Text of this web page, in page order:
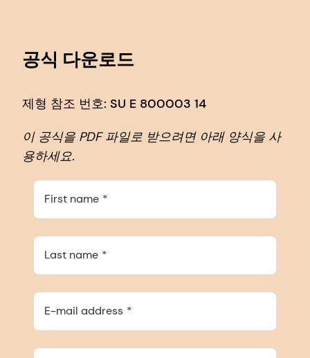
공식 다운로드
제형 참조 번호: SU E 800003 14
이 공식을 PDF 파일로 받으려면 아래 양식을 사
용하세요.
First name
Last name
E-mail address